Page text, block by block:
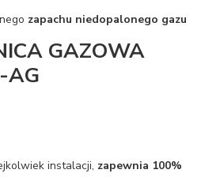
zapachu niedopalonego gazu
GAZOWA
AG
instalacji, zapewnia 100%